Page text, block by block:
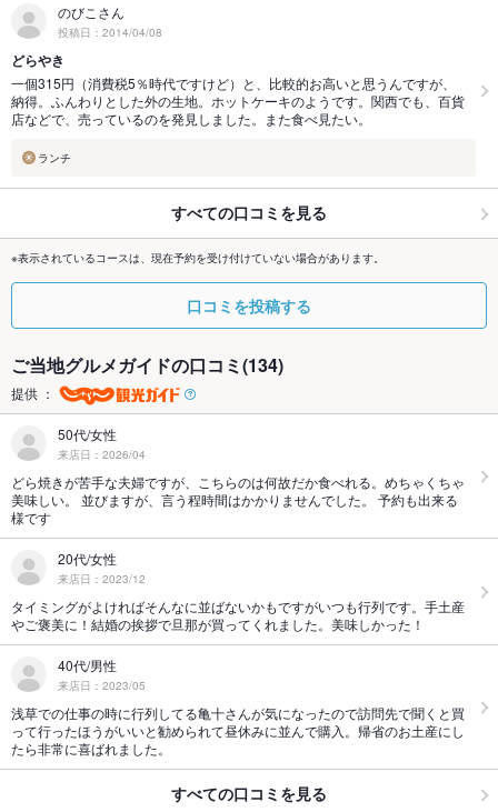
のびこさん
投稿日：2014/04/08
どらやき
一個315円（消費税5％時代ですけど）と、比較的お高いと思うんですが、
納得。ふんわりとした外の生地。ホットケーキのようです。関西でも、百貨
店などで、売っているのを発見しました。また食べ見たい。
ランチ
すべての口コミを見る
※表示されているコースは、現在予約を受け付けていない場合があります。
口コミを投稿する
ご当地グルメガイドの口コミ(134)
提供 ：
50代/女性
来店日：2026/04
どら焼きが苦手な夫婦ですが、こちらのは何故だか食べれる。めちゃくちゃ
美味しい。 並びますが、言う程時間はかかりませんでした。 予約も出来る
様です
20代/女性
来店日：2023/12
タイミングがよければそんなに並ばないかもですがいつも行列です。手土産
やご褒美に！結婚の挨拶で旦那が買ってくれました。美味しかった！
40代/男性
来店日：2023/05
浅草での仕事の時に行列してる亀十さんが気になったので訪問先で聞くと買
って行ったほうがいいと勧められて昼休みに並んで購入。帰省のお土産にし
たら非常に喜ばれました。
すべての口コミを見る